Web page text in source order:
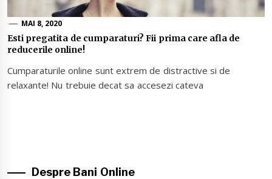
MAI 8, 2020
Esti pregatita de cumparaturi? Fii prima care afla de
reducerile online!
Cumparaturile online sunt extrem de distractive si de
relaxante! Nu trebuie decat sa accesezi cateva
Despre Bani Online